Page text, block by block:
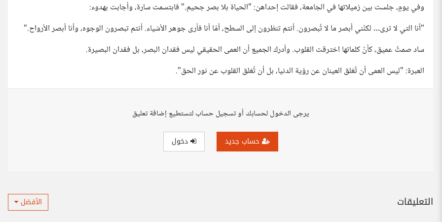
وفي يومٍ، جلست بين زميلاتها في الجامعة، فقالت إحداهن: "الحياة بلا بصر جحيم." فابتسمت سارة، وأجابت بهدوء:
"أنا التي لا ترى… لكنّني أبصر ما لا تُبصرون. أنتم تنظرون إلى السطح، أمّا أنا فأرى جوهر الأشياء. أنتم تبصرون الوجوه، وأنا أبصر الأرواح."
ساد صمتٌ عميق، كأنّ كلماتها اخترقت القلوب. وأدرك الجميع أن العمى الحقيقي ليس فقدان البصر، بل فقدان البصيرة.
العبرة: "ليس العمى أن تُغلق العينان عن رؤية الدنيا، بل أن تُغلق القلوب عن نور الحق".
يرجى الدخول لحسابك أو تسجيل حساب لتستطيع إضافة تعليق
حساب جديد دخول
التعليقات الأفضل